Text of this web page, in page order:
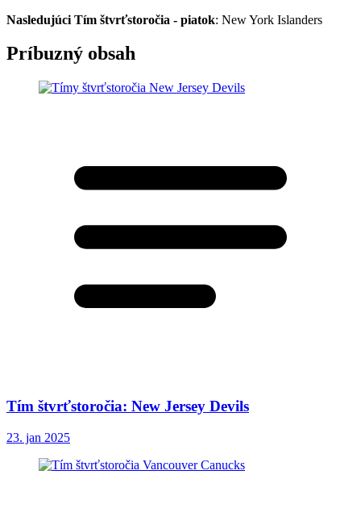
Nasledujúci Tím štvrťstoročia - piatok: New York Islanders
Príbuzný obsah
Tím štvrťstoročia: New Jersey Devils
23. jan 2025